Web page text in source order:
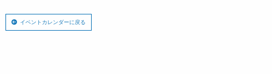
イベントカレンダーに戻る